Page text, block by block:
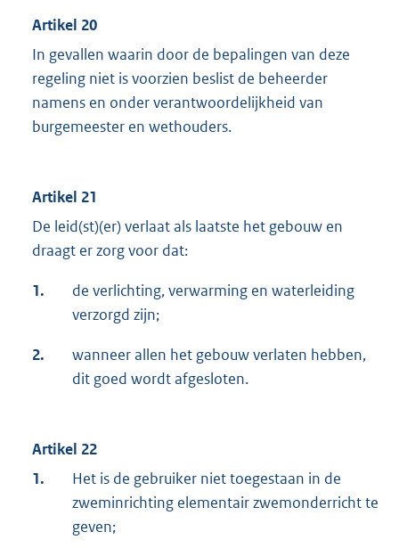
Artikel 20
In gevallen waarin door de bepalingen van deze
regeling niet is voorzien beslist de beheerder
namens en onder verantwoordelijkheid van
burgemeester en wethouders.
Artikel 21
De leid(st)(er) verlaat als laatste het gebouw en
draagt er zorg voor dat:
1.
de verlichting, verwarming en waterleiding
verzorgd zijn;
2.
wanneer allen het gebouw verlaten hebben,
dit goed wordt afgesloten.
Artikel 22
1.
Het is de gebruiker niet toegestaan in de
zweminrichting elementair zwemonderricht te
geven;